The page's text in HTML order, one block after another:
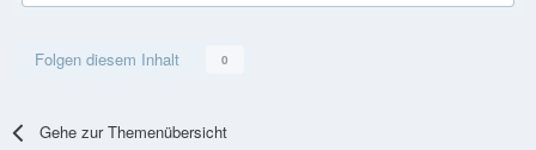
Folgen diesem Inhalt 0
Gehe zur Themenübersicht